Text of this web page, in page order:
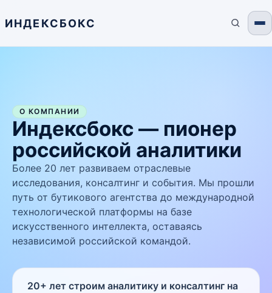
ИНДЕКСБОКС
О КОМПАНИИ
Индексбокс — пионер
российской аналитики
Более 20 лет развиваем отраслевые
исследования, консалтинг и события. Мы прошли
путь от бутикового агентства до международной
технологической платформы на базе
искусственного интеллекта, оставаясь
независимой российской командой.
20+ лет строим аналитику и консалтинг на